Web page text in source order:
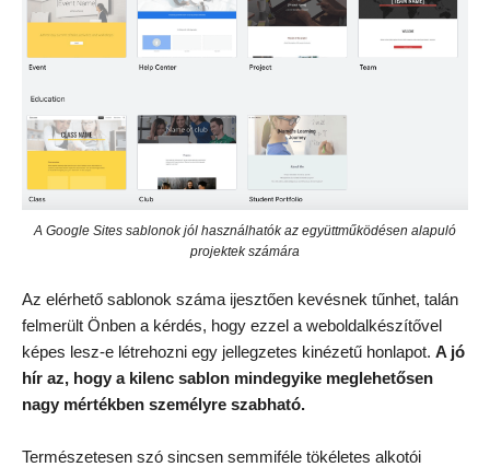
A Google Sites sablonok jól használhatók az együttműködésen alapuló
projektek számára
Az elérhető sablonok száma ijesztően kevésnek tűnhet, talán
felmerült Önben a kérdés, hogy ezzel a weboldalkészítővel
képes lesz-e létrehozni egy jellegzetes kinézetű honlapot. A jó
hír az, hogy a kilenc sablon mindegyike meglehetősen
nagy mértékben személyre szabható.
Természetesen szó sincsen semmiféle tökéletes alkotói